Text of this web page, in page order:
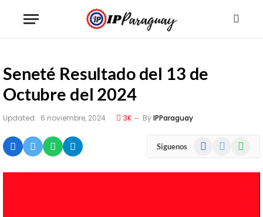
Seneté Resultado del 13 de
Octubre del 2024
Updated: 6 noviembre, 2024 3K ByIPParaguay
Siguenos Facebook